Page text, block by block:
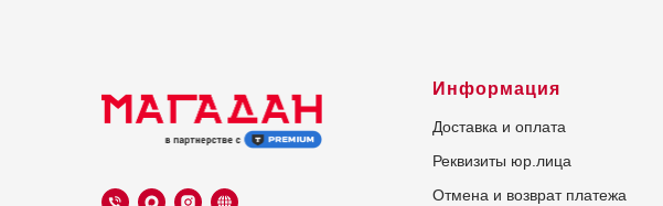
Информация
Доставка и оплата
Реквизиты юр.лица
Отмена и возврат платежа